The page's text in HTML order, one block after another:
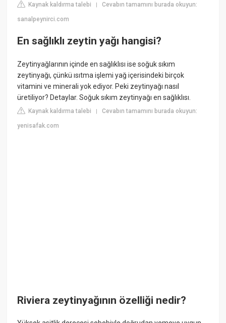
Kaynak kaldırma talebi |Cevabın tamamını burada okuyun:
sanalpeynirci.com
En sağlıklı zeytin yağı hangisi?
Zeytinyağlarının içinde en sağlıklısı ise soğuk sıkım
zeytinyağı, çünkü ısıtma işlemi yağ içerisindeki birçok
vitamini ve minerali yok ediyor. Peki zeytinyağı nasıl
üretiliyor? Detaylar. Soğuk sıkım zeytinyağı en sağlıklısı.
Kaynak kaldırma talebi |Cevabın tamamını burada okuyun:
yenisafak.com
Riviera zeytinyağının özelliği nedir?